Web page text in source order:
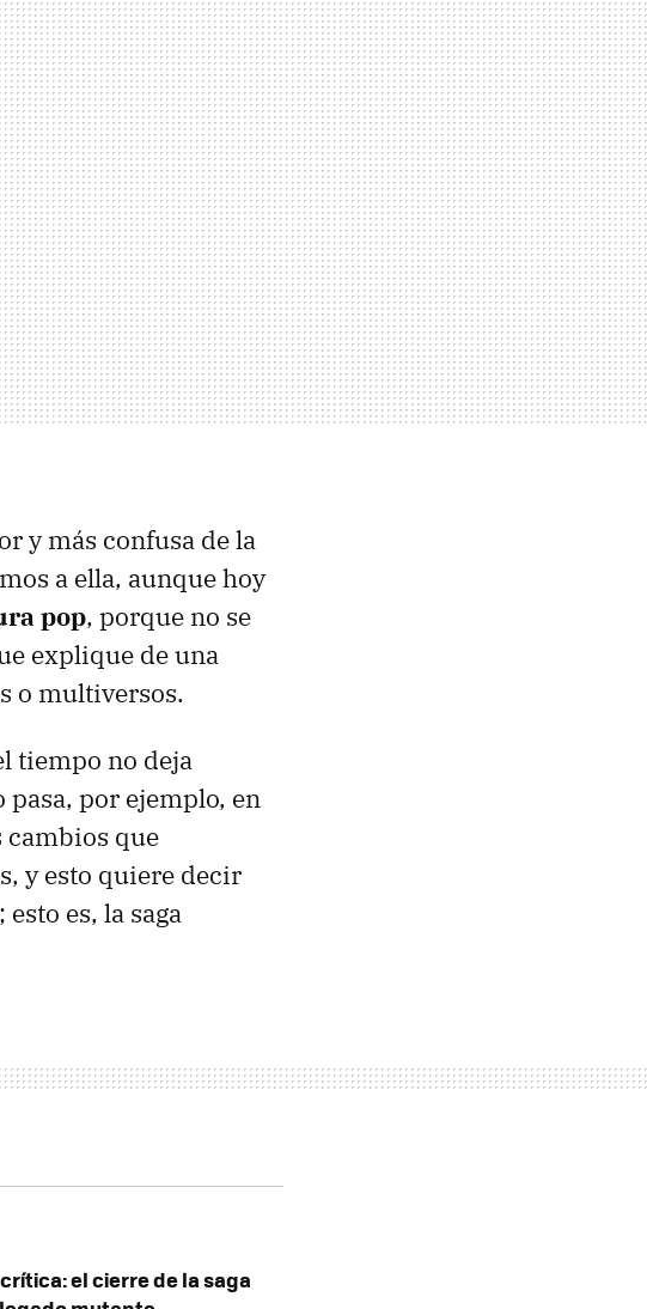
y más confusa de la
a ella, aunque hoy
pop, porque no se
explique de una
o multiversos.
tiempo no deja
por ejemplo, en
que
y esto quiere decir
es, la saga
el cierre de la saga